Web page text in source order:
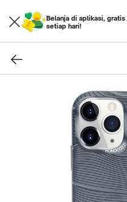
Belanja di aplikasi,
setiap hari!